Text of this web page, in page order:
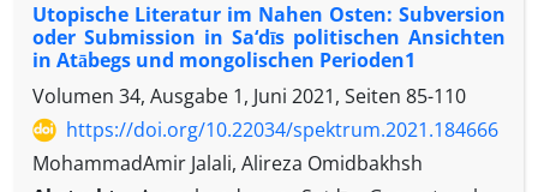
Utopische Literatur im Nahen Osten: Subversion
oder Submission in Sa‘dīs politischen Ansichten
in Atābegs und mongolischen Perioden1
Volumen 34, Ausgabe 1, Juni 2021, Seiten 85-110
https://doi.org/10.22034/spektrum.2021.184666
MohammadAmir Jalali, Alireza Omidbakhsh